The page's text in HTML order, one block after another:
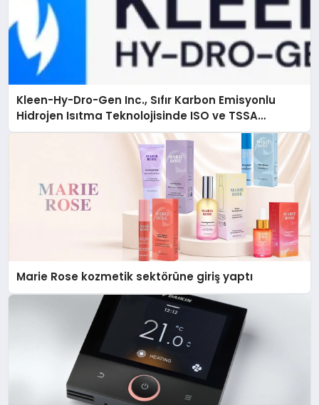
Kleen-Hy-Dro-Gen Inc., Sıfır Karbon Emisyonlu
Hidrojen Isıtma Teknolojisinde ISO ve TSSA
Düzenleyici Onaylarını Aldı
Marie Rose kozmetik sektörüne giriş yaptı